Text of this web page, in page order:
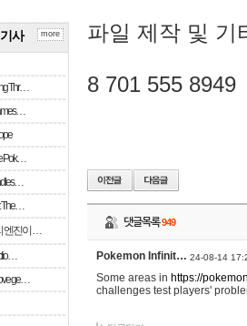
사
Thr…
Pok…
The…
엔진이 …
ge…
more 파일 제작 및 기
8 701 555 8949
댓글목록949
Pokemon Infinit… 24-08-14
Some areas in https://
challenges test players'